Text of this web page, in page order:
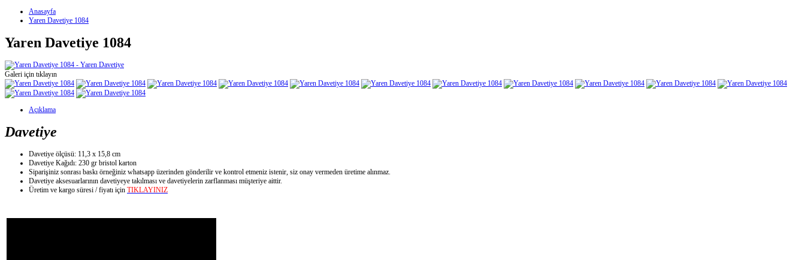
Anasayfa
Yaren Davetiye 1084
Yaren Davetiye 1084
Galeri için tıklayın
Açıklama
Davetiye
Davetiye ölçüsü: 11,3 x 15,8 cm
Davetiye Kağıdı: 230 gr bristol karton
Siparişiniz sonrası baskı örneğiniz whatsapp üzerinden gönderilir ve kontrol etmeniz istenir, siz onay vermeden üretime alınmaz.
Davetiye aksesuarlarının davetiyeye takılması ve davetiyelerin zarflanması müşteriye aittir.
Üretim ve kargo süresi / fiyatı için TIKLAYINIZ